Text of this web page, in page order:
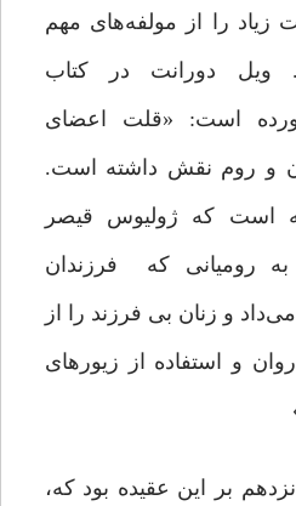
زیاد را از مولفه‌های مهم
ویل دورانت در کتاب
است: «قلت اعضای
و روم نقش داشته است.
است که ژولیوس قیصر
به رومیانی که فرزندان
و زنان بی فرزند را از
و استفاده از زیورهای
بر این عقیده بود که،